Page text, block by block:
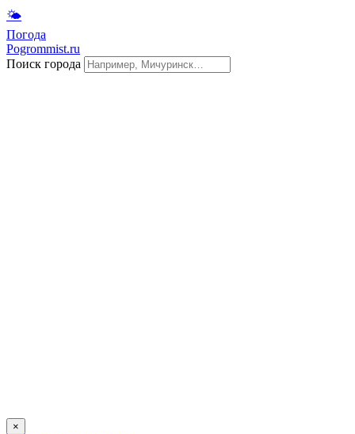
🌤
Погода
Pogrommist.ru
Поиск города
×